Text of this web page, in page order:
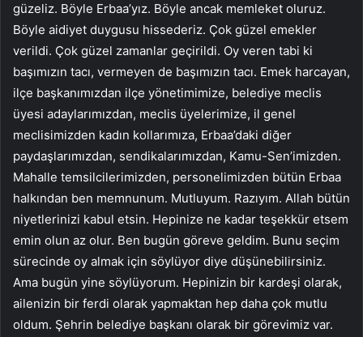
güzeliz. Böyle Erbaa’yız. Böyle ancak memleket oluruz.
Böyle aidiyet duygusu hissederiz. Çok güzel emekler
verildi. Çok güzel zamanlar geçirildi. Oy veren tabi ki
başımızın tacı, vermeyen de başımızın tacı. Emek harcayan,
ilçe başkanımızdan ilçe yönetimimize, belediye meclis
üyesi adaylarımızdan, meclis üyelerimize, il genel
meclisimizden kadın kollarımıza, Erbaa’daki diğer
paydaşlarımızdan, sendikalarımızdan, Kamu-Sen’imizden.
Mahalle temsilcilerimizden, personelimizden bütün Erbaa
halkından ben memnunum. Mutluyum. Razıyım. Allah bütün
niyetlerinizi kabul etsin. Hepinize ne kadar teşekkür etsem
emin olun az olur. Ben bugün göreve geldim. Bunu seçim
sürecinde oy almak için söylüyor diye düşünebilirsiniz.
Ama bugün yine söylüyorum. Hepinizin bir kardeşi olarak,
ailenizin bir ferdi olarak yapmaktan hep daha çok mutlu
oldum. Şehrin belediye başkanı olarak bir görevimiz var.